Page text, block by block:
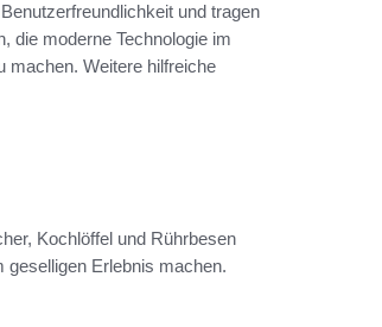
und tragen
die moderne Technologie im
machen. Weitere hilfreiche
Kochlöffel und Rührbesen
Erlebnis machen.